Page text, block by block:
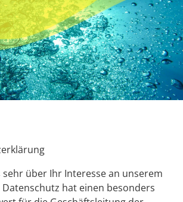
über Ihr Interesse an unserem
hat einen besonders